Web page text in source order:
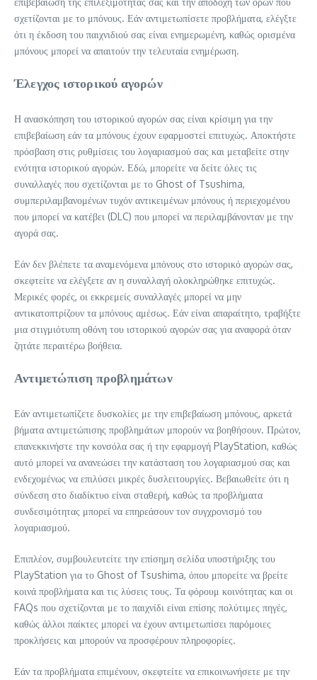
σχετίζονται με το μπόνους. Εάν αντιμετωπίσετε προβλήματα, ελέγξτε
ότι η έκδοση του παιχνιδιού σας είναι ενημερωμένη, καθώς ορισμένα
μπόνους μπορεί να απαιτούν την τελευταία ενημέρωση.
Έλεγχος ιστορικού αγορών
Η ανασκόπηση του ιστορικού αγορών σας είναι κρίσιμη για την
επιβεβαίωση εάν τα μπόνους έχουν εφαρμοστεί επιτυχώς. Αποκτήστε
πρόσβαση στις ρυθμίσεις του λογαριασμού σας και μεταβείτε στην
ενότητα ιστορικού αγορών. Εδώ, μπορείτε να δείτε όλες τις
συναλλαγές που σχετίζονται με το Ghost of Tsushima,
συμπεριλαμβανομένων τυχόν αντικειμένων μπόνους ή περιεχομένου
που μπορεί να κατέβει (DLC) που μπορεί να περιλαμβάνονταν με την
αγορά σας.
Εάν δεν βλέπετε τα αναμενόμενα μπόνους στο ιστορικό αγορών σας,
σκεφτείτε να ελέγξετε αν η συναλλαγή ολοκληρώθηκε επιτυχώς.
Μερικές φορές, οι εκκρεμείς συναλλαγές μπορεί να μην
αντικατοπτρίζουν τα μπόνους αμέσως. Εάν είναι απαραίτητο, τραβήξτε
μια στιγμιότυπη οθόνη του ιστορικού αγορών σας για αναφορά όταν
ζητάτε περαιτέρω βοήθεια.
Αντιμετώπιση προβλημάτων
Εάν αντιμετωπίζετε δυσκολίες με την επιβεβαίωση μπόνους, αρκετά
βήματα αντιμετώπισης προβλημάτων μπορούν να βοηθήσουν. Πρώτον,
επανεκκινήστε την κονσόλα σας ή την εφαρμογή PlayStation, καθώς
αυτό μπορεί να ανανεώσει την κατάσταση του λογαριασμού σας και
ενδεχομένως να επιλύσει μικρές δυσλειτουργίες. Βεβαιωθείτε ότι η
σύνδεση στο διαδίκτυο είναι σταθερή, καθώς τα προβλήματα
συνδεσιμότητας μπορεί να επηρεάσουν τον συγχρονισμό του
λογαριασμού.
Επιπλέον, συμβουλευτείτε την επίσημη σελίδα υποστήριξης του
PlayStation για το Ghost of Tsushima, όπου μπορείτε να βρείτε
κοινά προβλήματα και τις λύσεις τους. Τα φόρουμ κοινότητας και οι
FAQs που σχετίζονται με το παιχνίδι είναι επίσης πολύτιμες πηγές,
καθώς άλλοι παίκτες μπορεί να έχουν αντιμετωπίσει παρόμοιες
προκλήσεις και μπορούν να προσφέρουν πληροφορίες.
Εάν τα προβλήματα επιμένουν, σκεφτείτε να επικοινωνήσετε με την